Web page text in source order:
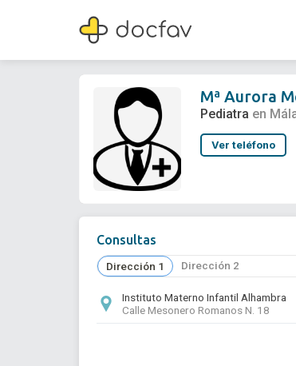
Mª Aurora Mesas Arostegui
Pediatra
Mª Aurora
Pediatra en
Ver teléfono
Consultas
Dirección 1 Dirección 2
Instituto Materno Infantil Alhambra
Calle Mesonero Romanos N. 18